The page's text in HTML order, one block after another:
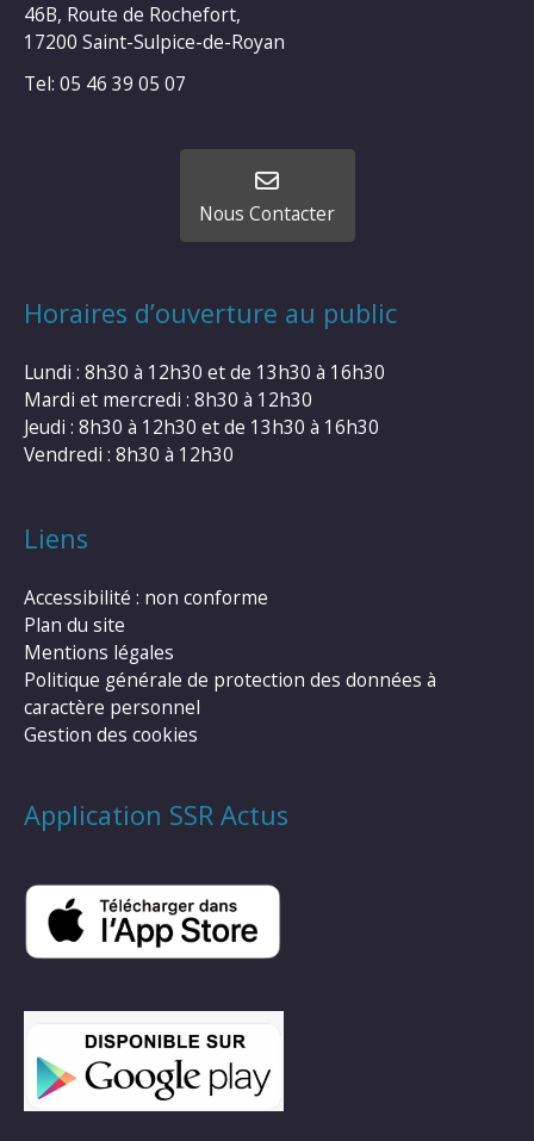
46B, Route de Rochefort,
17200 Saint-Sulpice-de-Royan
Tel: 05 46 39 05 07
Nous Contacter
Horaires d’ouverture au public
Lundi : 8h30 à 12h30 et de 13h30 à 16h30
Mardi et mercredi : 8h30 à 12h30
Jeudi : 8h30 à 12h30 et de 13h30 à 16h30
Vendredi : 8h30 à 12h30
Liens
Accessibilité : non conforme
Plan du site
Mentions légales
Politique générale de protection des données à
caractère personnel
Gestion des cookies
Application SSR Actus